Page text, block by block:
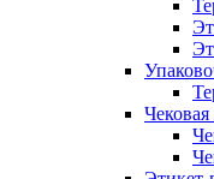
Чековая